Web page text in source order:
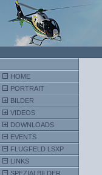
HOME
PORTRAIT
BILDER
VIDEOS
DOWNLOADS
EVENTS
FLUGFELD LSXP
LINKS
SPEZIALBILDER